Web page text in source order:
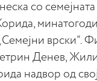
со
врски“.
Денев,
надвор од